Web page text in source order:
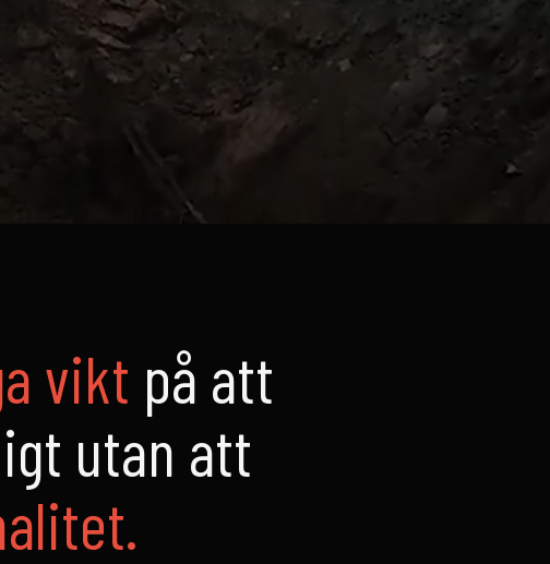
vikt på att
utan att